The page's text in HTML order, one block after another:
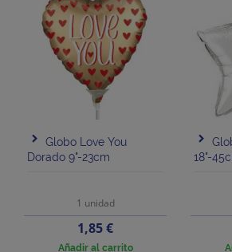
Globo Love You
Dorado 9"-23cm
1 unidad
Precio
1,85 €
Añadir al carrito
18"-